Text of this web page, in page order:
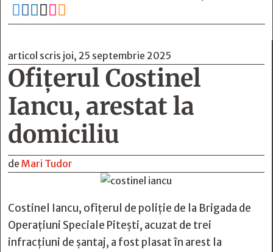
     
articol scris joi, 25 septembrie 2025
Ofițerul Costinel
Iancu, arestat la
domiciliu
de Mari Tudor
Costinel Iancu, ofițerul de poliție de la Brigada de
Operațiuni Speciale Pitești, acuzat de trei
infracțiuni de șantaj, a fost plasat în arest la